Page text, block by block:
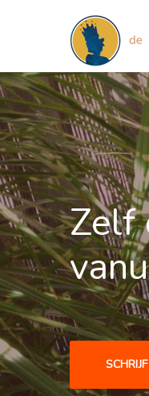
Zelf